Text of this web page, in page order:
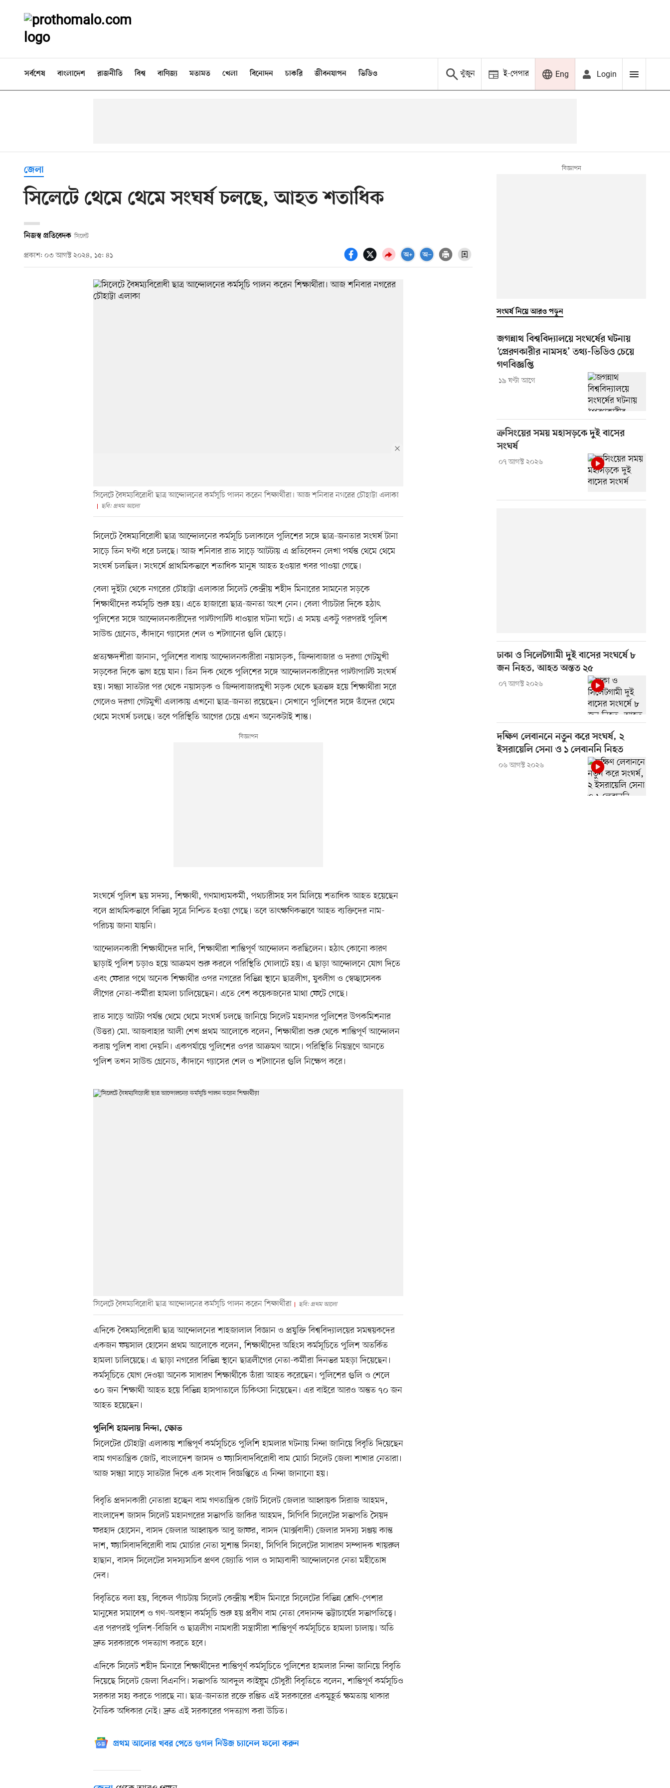
সর্বশেষ বাংলাদেশ রাজনীতি বিশ্ব বাণিজ্য মতামত খেলা বিনোদন চাকরি জীবনযাপন ভিডিও খুঁজুন ই-পেপার Eng Login
জেলা
সিলেটে থেমে থেমে সংঘর্ষ চলছে, আহত শতাধিক
নিজস্ব প্রতিবেদক সিলেট
প্রকাশ: ০৩ আগস্ট ২০২৪, ১৫: ৪১
সিলেটে বৈষম্যবিরোধী ছাত্র আন্দোলনের কর্মসূচি পালন করেন শিক্ষার্থীরা। আজ শনিবার নগরের চৌহাট্টা এলাকা
ছবি: প্রথম আলো
সিলেটে বৈষম্যবিরোধী ছাত্র আন্দোলনের কর্মসূচি চলাকালে পুলিশের সঙ্গে ছাত্র-জনতার সংঘর্ষ টানা
সাড়ে তিন ঘণ্টা ধরে চলছে। আজ শনিবার রাত সাড়ে আটটায় এ প্রতিবেদন লেখা পর্যন্ত থেমে থেমে
সংঘর্ষ চলছিল। সংঘর্ষে প্রাথমিকভাবে শতাধিক মানুষ আহত হওয়ার খবর পাওয়া গেছে।
বেলা দুইটা থেকে নগরের চৌহাট্টা এলাকার সিলেট কেন্দ্রীয় শহীদ মিনারের সামনের সড়কে
শিক্ষার্থীদের কর্মসূচি শুরু হয়। এতে হাজারো ছাত্র-জনতা অংশ নেন। বেলা পাঁচটার দিকে হঠাৎ
পুলিশের সঙ্গে আন্দোলনকারীদের পাল্টাপাল্টি ধাওয়ার ঘটনা ঘটে। এ সময় একটু পরপরই পুলিশ
সাউন্ড গ্রেনেড, কাঁদানে গ্যাসের শেল ও শটগানের গুলি ছোড়ে।
প্রত্যক্ষদর্শীরা জানান, পুলিশের বাধায় আন্দোলনকারীরা নয়াসড়ক, জিন্দাবাজার ও দরগা গেটমুখী
সড়কের দিকে ভাগ হয়ে যান। তিন দিক থেকে পুলিশের সঙ্গে আন্দোলনকারীদের পাল্টাপাল্টি সংঘর্ষ
হয়। সন্ধ্যা সাতটার পর থেকে নয়াসড়ক ও জিন্দাবাজারমুখী সড়ক থেকে ছত্রভঙ্গ হয়ে শিক্ষার্থীরা সরে
গেলেও দরগা গেটমুখী এলাকায় এখনো ছাত্র-জনতা রয়েছেন। সেখানে পুলিশের সঙ্গে তাঁদের থেমে
থেমে সংঘর্ষ চলছে। তবে পরিস্থিতি আগের চেয়ে এখন অনেকটাই শান্ত।
সংঘর্ষে পুলিশ ছয় সদস্য, শিক্ষার্থী, গণমাধ্যমকর্মী, পথচারীসহ সব মিলিয়ে শতাধিক আহত হয়েছেন
বলে প্রাথমিকভাবে বিভিন্ন সূত্রে নিশ্চিত হওয়া গেছে। তবে তাৎক্ষণিকভাবে আহত ব্যক্তিদের নাম-
পরিচয় জানা যায়নি।
আন্দোলনকারী শিক্ষার্থীদের দাবি, শিক্ষার্থীরা শান্তিপূর্ণ আন্দোলন করছিলেন। হঠাৎ কোনো কারণ
ছাড়াই পুলিশ চড়াও হয়ে আক্রমণ শুরু করলে পরিস্থিতি ঘোলাটে হয়। এ ছাড়া আন্দোলনে যোগ দিতে
এবং ফেরার পথে অনেক শিক্ষার্থীর ওপর নগরের বিভিন্ন স্থানে ছাত্রলীগ, যুবলীগ ও স্বেচ্ছাসেবক
লীগের নেতা-কর্মীরা হামলা চালিয়েছেন। এতে বেশ কয়েকজনের মাথা ফেটে গেছে।
রাত সাড়ে আটটা পর্যন্ত থেমে থেমে সংঘর্ষ চলছে জানিয়ে সিলেট মহানগর পুলিশের উপকমিশনার
(উত্তর) মো. আজবাহার আলী শেখ প্রথম আলোকে বলেন, শিক্ষার্থীরা শুরু থেকে শান্তিপূর্ণ আন্দোলন
করায় পুলিশ বাধা দেয়নি। একপর্যায়ে পুলিশের ওপর আক্রমণ আসে। পরিস্থিতি নিয়ন্ত্রণে আনতে
পুলিশ তখন সাউন্ড গ্রেনেড, কাঁদানে গ্যাসের শেল ও শটগানের গুলি নিক্ষেপ করে।
সিলেটে বৈষম্যবিরোধী ছাত্র আন্দোলনের কর্মসূচি পালন করেন শিক্ষার্থীরা ছবি: প্রথম আলো
এদিকে বৈষম্যবিরোধী ছাত্র আন্দোলনের শাহজালাল বিজ্ঞান ও প্রযুক্তি বিশ্ববিদ্যালয়ের সমন্বয়কদের
একজন ফয়সাল হোসেন প্রথম আলোকে বলেন, শিক্ষার্থীদের অহিংস কর্মসূচিতে পুলিশ অতর্কিত
হামলা চালিয়েছে। এ ছাড়া নগরের বিভিন্ন স্থানে ছাত্রলীগের নেতা-কর্মীরা দিনভর মহড়া দিয়েছেন।
কর্মসূচিতে যোগ দেওয়া অনেক সাধারণ শিক্ষার্থীকে তাঁরা আহত করেছেন। পুলিশের গুলি ও শেলে
৩০ জন শিক্ষার্থী আহত হয়ে বিভিন্ন হাসপাতালে চিকিৎসা নিয়েছেন। এর বাইরে আরও অন্তত ৭০ জন
আহত হয়েছেন।
পুলিশি হামলায় নিন্দা, ক্ষোভ
সিলেটের চৌহাট্টা এলাকায় শান্তিপূর্ণ কর্মসূচিতে পুলিশি হামলার ঘটনায় নিন্দা জানিয়ে বিবৃতি দিয়েছেন
বাম গণতান্ত্রিক জোট, বাংলাদেশ জাসদ ও ফ্যাসিবাদবিরোধী বাম মোর্চা সিলেট জেলা শাখার নেতারা।
আজ সন্ধ্যা সাড়ে সাতটার দিকে এক সংবাদ বিজ্ঞপ্তিতে এ নিন্দা জানানো হয়।
বিবৃতি প্রদানকারী নেতারা হচ্ছেন বাম গণতান্ত্রিক জোট সিলেট জেলার আহ্বায়ক সিরাজ আহমদ,
বাংলাদেশ জাসদ সিলেট মহানগরের সভাপতি জাকির আহমদ, সিপিবি সিলেটের সভাপতি সৈয়দ
ফরহাদ হোসেন, বাসদ জেলার আহ্বায়ক আবু জাফর, বাসদ (মার্ক্সবাদী) জেলার সদস্য সঞ্জয় কান্ত
দাশ, ফ্যাসিবাদবিরোধী বাম মোর্চার নেতা সুশান্ত সিনহা, সিপিবি সিলেটের সাধারণ সম্পাদক খায়রুল
হাছান, বাসদ সিলেটের সদস্যসচিব প্রণব জ্যোতি পাল ও সাম্যবাদী আন্দোলনের নেতা মহীতোষ
দেব।
বিবৃতিতে বলা হয়, বিকেল পাঁচটায় সিলেট কেন্দ্রীয় শহীদ মিনারে সিলেটের বিভিন্ন শ্রেণি-পেশার
মানুষের সমাবেশ ও গণ-অবস্থান কর্মসূচি শুরু হয় প্রবীণ বাম নেতা বেদানন্দ ভট্টাচার্যের সভাপতিত্বে।
এর পরপরই পুলিশ-বিজিবি ও ছাত্রলীগ নামধারী সন্ত্রাসীরা শান্তিপূর্ণ কর্মসূচিতে হামলা চালায়। অতি
দ্রুত সরকারকে পদত্যাগ করতে হবে।
এদিকে সিলেট শহীদ মিনারে শিক্ষার্থীদের শান্তিপূর্ণ কর্মসূচিতে পুলিশের হামলার নিন্দা জানিয়ে বিবৃতি
দিয়েছে সিলেট জেলা বিএনপি। সভাপতি আবদুল কাইয়ুম চৌধুরী বিবৃতিতে বলেন, শান্তিপূর্ণ কর্মসূচিও
সরকার সহ্য করতে পারছে না। ছাত্র-জনতার রক্তে রঞ্জিত এই সরকারের একমুহূর্ত ক্ষমতায় থাকার
নৈতিক অধিকার নেই। দ্রুত এই সরকারের পদত্যাগ করা উচিত।
প্রথম আলোর খবর পেতে গুগল নিউজ চ্যানেল ফলো করুন
সংঘর্ষ নিয়ে আরও পড়ুন
জগন্নাথ বিশ্ববিদ্যালয়ে সংঘর্ষের ঘটনায়
‘প্রেরণকারীর নামসহ’ তথ্য-ভিডিও চেয়ে
গণবিজ্ঞপ্তি
১৯ ঘণ্টা আগে
ক্রসিংয়ের সময় মহাসড়কে দুই বাসের
সংঘর্ষ
০৭ আগস্ট ২০২৬
ঢাকা ও সিলেটগামী দুই বাসের সংঘর্ষে ৮
জন নিহত, আহত অন্তত ২৫
০৭ আগস্ট ২০২৬
দক্ষিণ লেবাননে নতুন করে সংঘর্ষ, ২
ইসরায়েলি সেনা ও ১ লেবাননি নিহত
০৬ আগস্ট ২০২৬